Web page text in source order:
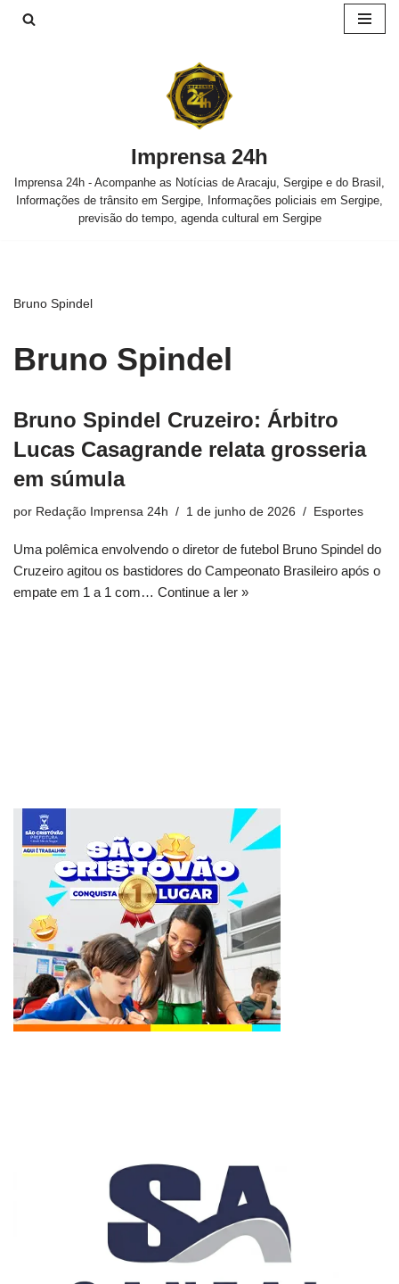
Imprensa 24h
Imprensa 24h - Acompanhe as Notícias de Aracaju, Sergipe e do Brasil,
Informações de trânsito em Sergipe, Informações policiais em Sergipe,
previsão do tempo, agenda cultural em Sergipe
Bruno Spindel
Bruno Spindel
Bruno Spindel Cruzeiro: Árbitro
Lucas Casagrande relata grosseria
em súmula
por Redação Imprensa 24h 1 de junho de 2026 Esportes
Uma polêmica envolvendo o diretor de futebol Bruno Spindel do
Cruzeiro agitou os bastidores do Campeonato Brasileiro após o
empate em 1 a 1 com… Continue a ler »